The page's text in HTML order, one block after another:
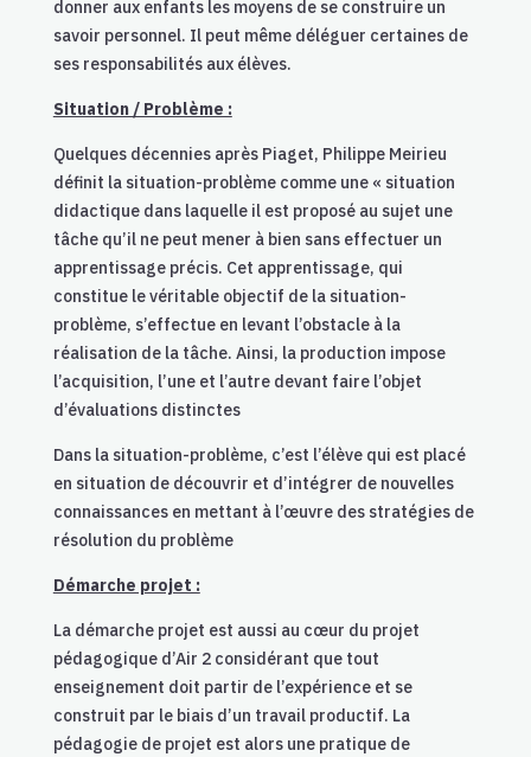
donner aux enfants les moyens de se construire un
savoir personnel. Il peut même déléguer certaines de
ses responsabilités aux élèves.
Situation / Problème :
Quelques décennies après Piaget, Philippe Meirieu
définit la situation-problème comme une « situation
didactique dans laquelle il est proposé au sujet une
tâche qu’il ne peut mener à bien sans effectuer un
apprentissage précis. Cet apprentissage, qui
constitue le véritable objectif de la situation-
problème, s’effectue en levant l’obstacle à la
réalisation de la tâche. Ainsi, la production impose
l’acquisition, l’une et l’autre devant faire l’objet
d’évaluations distinctes
Dans la situation-problème, c’est l’élève qui est placé
en situation de découvrir et d’intégrer de nouvelles
connaissances en mettant à l’œuvre des stratégies de
résolution du problème
Démarche projet :
La démarche projet est aussi au cœur du projet
pédagogique d’Air 2 considérant que tout
enseignement doit partir de l’expérience et se
construit par le biais d’un travail productif. La
pédagogie de projet est alors une pratique de